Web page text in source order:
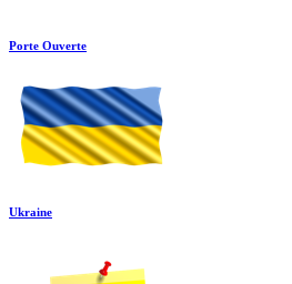
Porte Ouverte
Ukraine